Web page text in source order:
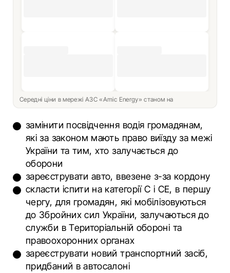
Середні ціни в мережі АЗС «Amic Energy» станом на
замінити посвідчення водія громадянам,
які за законом мають право виїзду за межі
України та тим, хто залучається до
оборони
зареєструвати авто, ввезене з-за кордону
скласти іспити на категорії С і СЕ, в першу
чергу, для громадян, які мобілізовуються
до Збройних сил України, залучаються до
служби в Територіальній обороні та
правоохоронних органах
зареєструвати новий транспортний засіб,
придбаний в автосалоні